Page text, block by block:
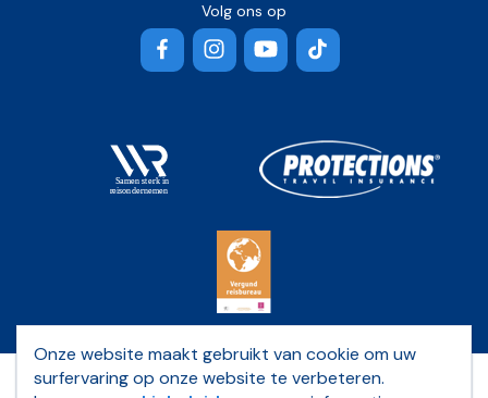
Volg ons op
FacebookInstagramYouTubeTikTok
Onze website maakt gebruikt van cookie om uw
surfervaring op onze website te verbeteren.